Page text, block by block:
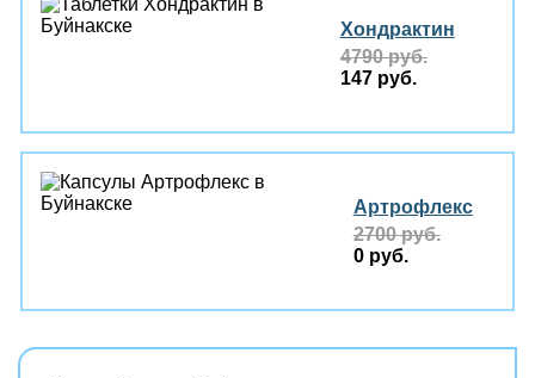
Хондрактин
4790 руб.
147 руб.
Артрофлекс
2700 руб.
0 руб.